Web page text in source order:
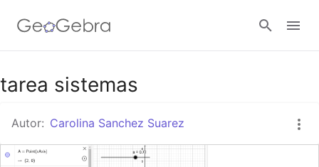
Google Classroom
GeoGebra Classroom
tarea sistemas
Autor: Carolina Sanchez Suarez